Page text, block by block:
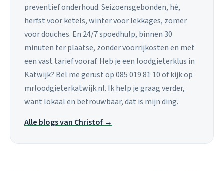
preventief onderhoud. Seizoensgebonden, hè,
herfst voor ketels, winter voor lekkages, zomer
voor douches. En 24/7 spoedhulp, binnen 30
minuten ter plaatse, zonder voorrijkosten en met
een vast tarief vooraf. Heb je een loodgieterklus in
Katwijk? Bel me gerust op 085 019 81 10 of kijk op
mrloodgieterkatwijk.nl. Ik help je graag verder,
want lokaal en betrouwbaar, dat is mijn ding.
Alle blogs van Christof →